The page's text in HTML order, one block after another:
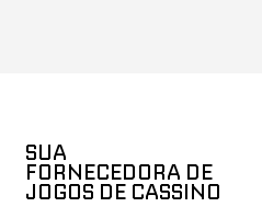
SUA
FORNECEDORA DE
JOGOS DE CASSINO